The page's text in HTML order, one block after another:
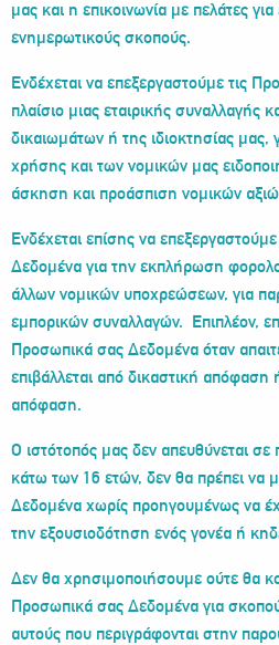
μας και η επικοινωνία με πελάτες
ενημερωτικούς σκοπούς.
Ενδέχεται να επεξεργαστούμε τις
πλαίσιο μιας εταιρικής συναλλαγής
δικαιωμάτων ή της ιδιοκτησίας μας,
χρήσης και των νομικών μας
άσκηση και προάσπιση νομικών
Ενδέχεται επίσης να
Δεδομένα για την εκπλήρωση
άλλων νομικών υποχρεώσεων, για
εμπορικών συναλλαγών. Επιπλέον,
Προσωπικά σας Δεδομένα όταν
επιβάλλεται από δικαστική απόφαση
απόφαση.
Ο ιστότοπός μας δεν απευθύνεται σε
κάτω των 16 ετών, δεν θα πρέπει να
Δεδομένα χωρίς προηγουμένως να
την εξουσιοδότηση ενός γονέα ή
Δεν θα χρησιμοποιήσουμε ούτε θα
Προσωπικά σας Δεδομένα για
αυτούς που περιγράφονται στην